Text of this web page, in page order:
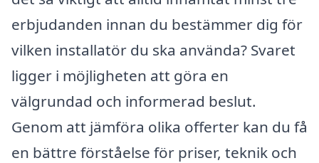
erbjudanden innan du bestämmer dig för
vilken installatör du ska använda? Svaret
ligger i möjligheten att göra en
välgrundad och informerad beslut.
Genom att jämföra olika offerter kan du få
en bättre förståelse för priser, teknik och